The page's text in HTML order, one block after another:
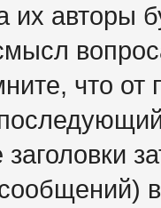
их авторы
что от